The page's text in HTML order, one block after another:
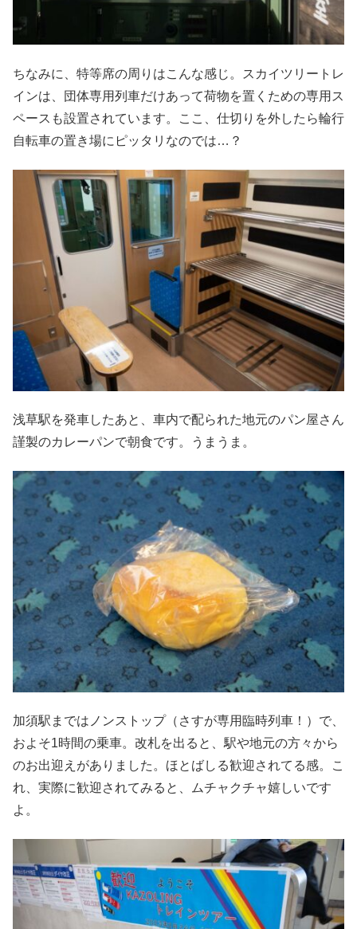
ちなみに、特等席の周りはこんな感じ。スカイツリートレ
インは、団体専用列車だけあって荷物を置くための専用ス
ペースも設置されています。ここ、仕切りを外したら輪行
自転車の置き場にピッタリなのでは…？
浅草駅を発車したあと、車内で配られた地元のパン屋さん
謹製のカレーパンで朝食です。うまうま。
加須駅まではノンストップ（さすが専用臨時列車！）で、
およそ1時間の乗車。改札を出ると、駅や地元の方々から
のお出迎えがありました。ほとばしる歓迎されてる感。こ
れ、実際に歓迎されてみると、ムチャクチャ嬉しいです
よ。